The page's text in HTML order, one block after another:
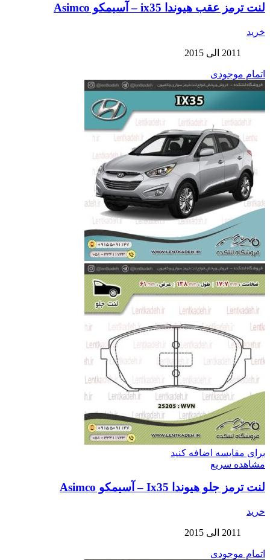
لنت ترمز عقب هیوندا ix35 – آسیمکو Asimco
خرید
2011 الی 2015
اتمام موجودی
برای مقایسه اضافه کنید
مشاهده سریع
لنت ترمز جلو هیوندا Ix35 – آسیمکو Asimco
خرید
2011 الی 2015
اتمام موجودی